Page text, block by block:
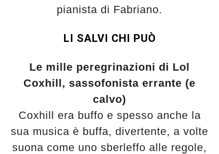
pianista di Fabriano.
LI SALVI CHI PUÒ
Le mille peregrinazioni di Lol
Coxhill, sassofonista errante (e
calvo)
Coxhill era buffo e spesso anche la
sua musica è buffa, divertente, a volte
suona come uno sberleffo alle regole,